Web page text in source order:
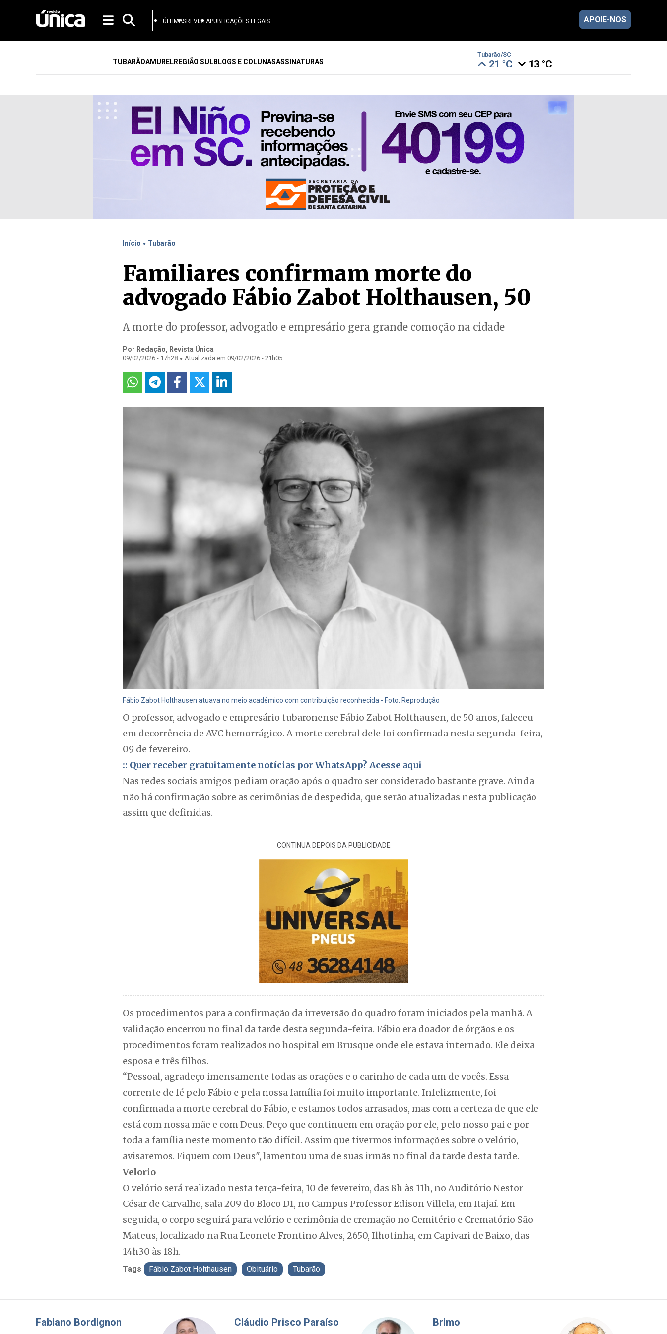
ÚLTIMASREVISTAPUBLICAÇÕES LEGAIS APOIE-NOS
TUBARÃOAMURELREGIÃO SULBLOGS E COLUNASASSINATURAS
Tubarão/SC
21 °C 13 °C
Início . Tubarão
Familiares confirmam morte do
advogado Fábio Zabot Holthausen, 50
A morte do professor, advogado e empresário gera grande comoção na cidade
Por Redação, Revista Única
09/02/2026 - 17h28 . Atualizada em 09/02/2026 - 21h05
Fábio Zabot Holthausen atuava no meio acadêmico com contribuição reconhecida - Foto: Reprodução
O professor, advogado e empresário tubaronense Fábio Zabot Holthausen, de 50 anos, faleceu
em decorrência de AVC hemorrágico. A morte cerebral dele foi confirmada nesta segunda-feira,
09 de fevereiro.
:: Quer receber gratuitamente notícias por WhatsApp? Acesse aqui
Nas redes sociais amigos pediam oração após o quadro ser considerado bastante grave. Ainda
não há confirmação sobre as cerimônias de despedida, que serão atualizadas nesta publicação
assim que definidas.
CONTINUA DEPOIS DA PUBLICIDADE
Os procedimentos para a confirmação da irreversão do quadro foram iniciados pela manhã. A
validação encerrou no final da tarde desta segunda-feira. Fábio era doador de órgãos e os
procedimentos foram realizados no hospital em Brusque onde ele estava internado. Ele deixa
esposa e três filhos.
“Pessoal, agradeço imensamente todas as orações e o carinho de cada um de vocês. Essa
corrente de fé pelo Fábio e pela nossa família foi muito importante. Infelizmente, foi
confirmada a morte cerebral do Fábio, e estamos todos arrasados, mas com a certeza de que ele
está com nossa mãe e com Deus. Peço que continuem em oração por ele, pelo nosso pai e por
toda a família neste momento tão difícil. Assim que tivermos informações sobre o velório,
avisaremos. Fiquem com Deus", lamentou uma de suas irmãs no final da tarde desta tarde.
Velorio
O velório será realizado nesta terça-feira, 10 de fevereiro, das 8h às 11h, no Auditório Nestor
César de Carvalho, sala 209 do Bloco D1, no Campus Professor Edison Villela, em Itajaí. Em
seguida, o corpo seguirá para velório e cerimônia de cremação no Cemitério e Crematório São
Mateus, localizado na Rua Leonete Frontino Alves, 2650, Ilhotinha, em Capivari de Baixo, das
14h30 às 18h.
Tags Fábio Zabot Holthausen Obituário Tubarão
Misael Elias Fabiano Bordignon Cláudio Prisco Paraíso